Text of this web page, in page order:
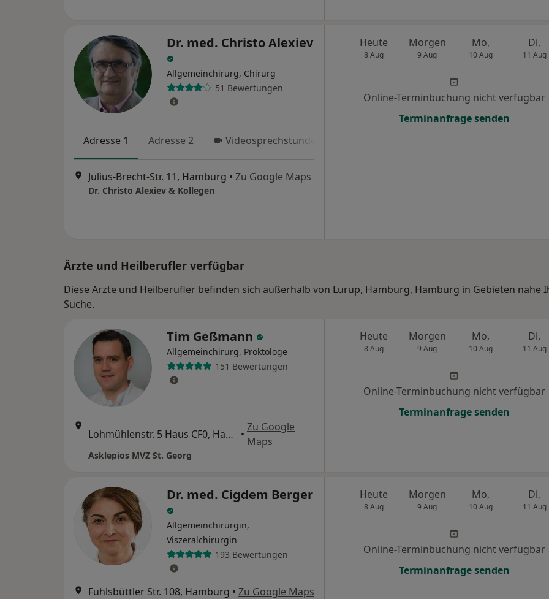
Dr. med. Christo Alexiev
Allgemeinchirurg, Chirurg
51 Bewertungen
Adresse 1 Adresse 2 Videosprechstunde
Julius-Brecht-Str. 11, Hamburg • Zu Google Maps
Dr. Christo Alexiev & Kollegen
Heute
8 Aug
Morgen
9 Aug
Mo,
10 Aug
Di,
11 Aug
Online-Terminbuchung nicht verfügbar
Terminanfrage senden
Ärzte und Heilberufler verfügbar
Diese Ärzte und Heilberufler befinden sich außerhalb von Lurup, Hamburg, Hamburg in Gebieten nahe
Suche.
Tim Geßmann
Allgemeinchirurg, Proktologe
151 Bewertungen
Lohmühlenstr. 5 Haus CF0, Hamburg •
Zu Google
Maps
Asklepios MVZ St. Georg
Heute
8 Aug
Morgen
9 Aug
Mo,
10 Aug
Di,
11 Aug
Online-Terminbuchung nicht verfügbar
Terminanfrage senden
Dr. med. Cigdem Berger
Allgemeinchirurgin,
Viszeralchirurgin
193 Bewertungen
Fuhlsbüttler Str. 108, Hamburg • Zu Google Maps
Heute
8 Aug
Morgen
9 Aug
Mo,
10 Aug
Di,
11 Aug
Online-Terminbuchung nicht verfügbar
Terminanfrage senden